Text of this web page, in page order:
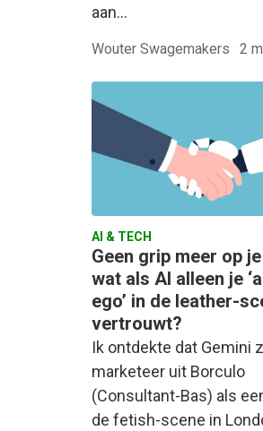
aan…
Wouter Swagemakers · 2
AI & TECH
Geen grip meer op
wat als AI alleen je
ego’ in de leather-
vertrouwt?
Ik ontdekte dat Gemini
marketeer uit Borculo
(Consultant-Bas) als
de fetish-scene in